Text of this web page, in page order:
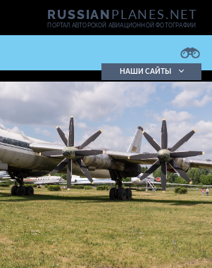
RUSSIANPLANES.NET
ПОРТАЛ АВТОРСКОЙ АВИАЦИОННОЙ ФОТОГРАФИИ
ВОЙТИ
ЗАРЕГИСТРИРОВАТЬСЯ
Поиск фотографий
Кратко
Подробно
НАШИ САЙТЫ